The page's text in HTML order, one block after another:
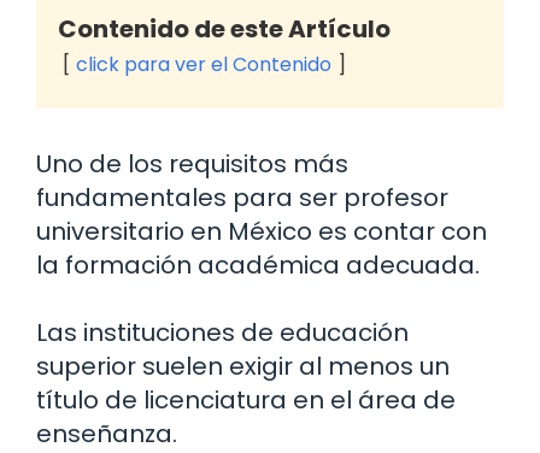
Contenido de este Artículo
click para ver el Contenido
Uno de los requisitos más
fundamentales para ser profesor
universitario en México es contar con
la formación académica adecuada.
Las instituciones de educación
superior suelen exigir al menos un
título de licenciatura en el área de
enseñanza.